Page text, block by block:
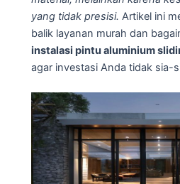
yang tidak presisi. Artikel ini
balik layanan murah dan
instalasi pintu aluminium
agar investasi Anda tidak sia-